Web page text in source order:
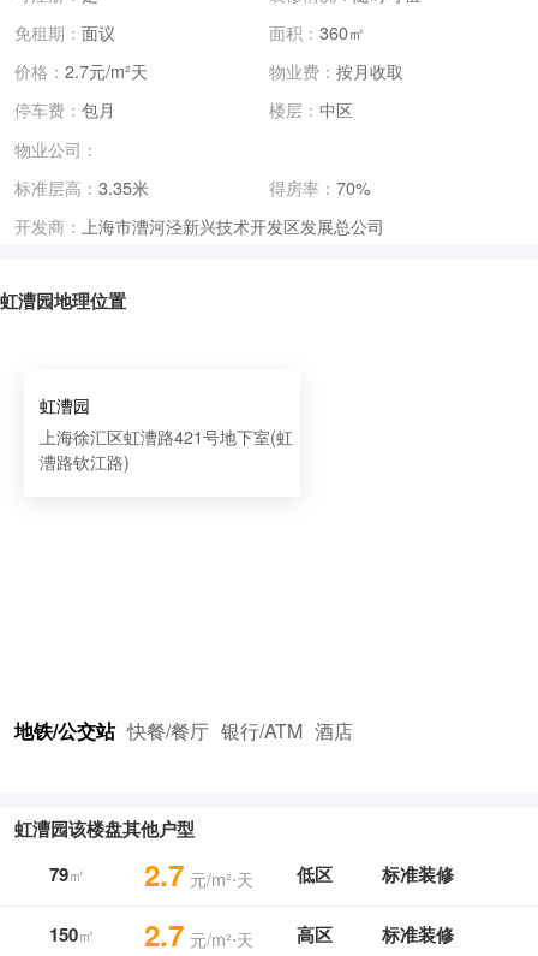
免租期： 面议 面积： 360㎡
价格： 2.7元/m²天 物业费： 按月收取
停车费： 包月 楼层： 中区
物业公司：
标准层高： 3.35米 得房率： 70%
开发商： 上海市漕河泾新兴技术开发区发展总公司
虹漕园地理位置
地铁/公交站 快餐/餐厅 银行/ATM 酒店
虹漕园
上海徐汇区虹漕路421号地下室(虹
漕路钦江路)
虹漕园该楼盘其他户型
79㎡ 2.7 元/m²⋅天 低区 标准装修
150㎡ 2.7 元/m²⋅天 高区 标准装修